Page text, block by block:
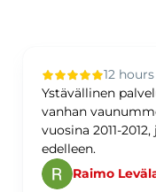
12
Ystävällinen
vanhan
vuosina 2011-
edelleen.
Raimo